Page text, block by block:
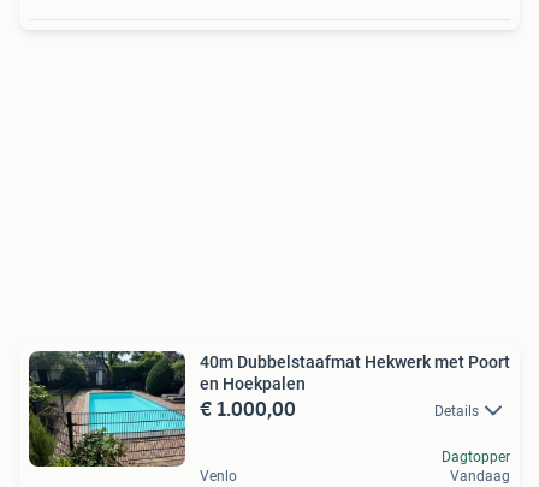
40m Dubbelstaafmat Hekwerk met Poort
en Hoekpalen
€ 1.000,00 Details
Venlo
Dagtopper
Vandaag